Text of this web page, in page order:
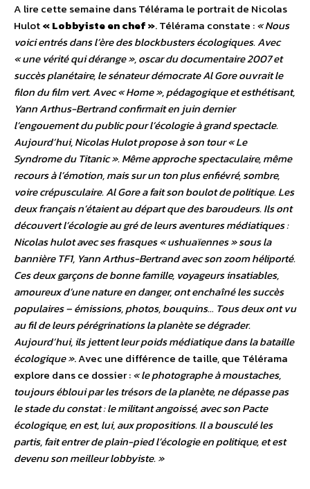
A lire cette semaine dans Télérama le portrait de Nicolas
Hulot« Lobbyiste en chef ». Télérama constate :« Nous
voici entrés dans l’ère des blockbusters écologiques. Avec
« une vérité qui dérange », oscar du documentaire 2007 et
succès planétaire, le sénateur démocrate Al Gore ouvrait le
filon du film vert. Avec « Home », pédagogique et esthétisant,
Yann Arthus-Bertrand confirmait en juin dernier
l’engouement du public pour l’écologie à grand spectacle.
Aujourd’hui, Nicolas Hulot propose à son tour « Le
Syndrome du Titanic ». Même approche spectaculaire, même
recours à l’émotion, mais sur un ton plus enfiévré, sombre,
voire crépusculaire. Al Gore a fait son boulot de politique. Les
deux français n’étaient au départ que des baroudeurs. Ils ont
découvert l’écologie au gré de leurs aventures médiatiques :
Nicolas hulot avec ses frasques « ushuaïennes » sous la
bannière TF1, Yann Arthus-Bertrand avec son zoom héliporté.
Ces deux garçons de bonne famille, voyageurs insatiables,
amoureux d’une nature en danger, ont enchaîné les succès
populaires – émissions, photos, bouquins… Tous deux ont vu
au fil de leurs pérégrinations la planète se dégrader.
Aujourd’hui, ils jettent leur poids médiatique dans la bataille
écologique ». Avec une différence de taille, que Télérama
explore dans ce dossier :« le photographe à moustaches,
toujours ébloui par les trésors de la planète, ne dépasse pas
le stade du constat : le militant angoissé, avec son Pacte
écologique, en est, lui, aux propositions. Il a bousculé les
partis, fait entrer de plain-pied l’écologie en politique, et est
devenu son meilleur lobbyiste. »